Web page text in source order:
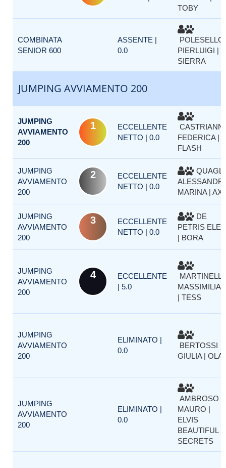
TOBY
COMBINATA
SENIOR 600
ASSENTE |
0.0
POLESELLO
PIERLUIGI |
SIERRA
JUMPING AVVIAMENTO 200
JUMPING
AVVIAMENTO
200
1
ECCELLENTE
NETTO | 0.0
CASTRIANNI
FEDERICA |
FLASH
JUMPING
AVVIAMENTO
200
2
ECCELLENTE
NETTO | 0.0
MARINA |
JUMPING
AVVIAMENTO
200
3
ECCELLENTE
NETTO | 0.0
DE
PETRIS
| BORA
JUMPING
AVVIAMENTO
200
4
ECCELLENTE
| 5.0
| TESS
JUMPING
AVVIAMENTO
200
ELIMINATO |
0.0
BERTOSSI
GIULIA |
JUMPING
AVVIAMENTO
200
ELIMINATO |
0.0
AMBROSO
MAURO |
ELVIS
BEAUTIFUL
SECRETS